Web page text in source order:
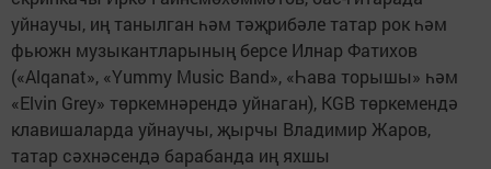
уйнаучы, иң танылган һәм тәҗрибәле татар рок һәм
фьюжн музыкантларының берсе Илнар Фатихов
(«Alqanat», «Yummy Music Band», «Һава торышы» һәм
«Elvin Grey» төркемнәрендә уйнаган), KGB төркемендә
клавишаларда уйнаучы, җырчы Владимир Жаров,
татар сәхнәсендә барабанда иң яхшы